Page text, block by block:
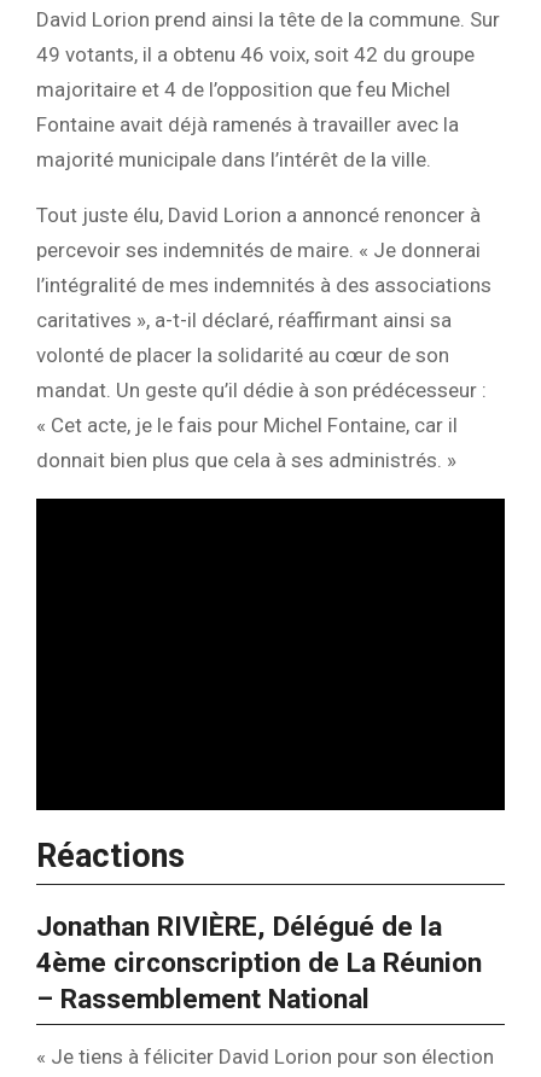
David Lorion prend ainsi la tête de la commune. Sur
49 votants, il a obtenu 46 voix, soit 42 du groupe
majoritaire et 4 de l’opposition que feu Michel
Fontaine avait déjà ramenés à travailler avec la
majorité municipale dans l’intérêt de la ville.
Tout juste élu, David Lorion a annoncé renoncer à
percevoir ses indemnités de maire. « Je donnerai
l’intégralité de mes indemnités à des associations
caritatives », a-t-il déclaré, réaffirmant ainsi sa
volonté de placer la solidarité au cœur de son
mandat. Un geste qu’il dédie à son prédécesseur :
« Cet acte, je le fais pour Michel Fontaine, car il
donnait bien plus que cela à ses administrés. »
Réactions
Jonathan RIVIÈRE, Délégué de la
4ème circonscription de La Réunion
– Rassemblement National
« Je tiens à féliciter David Lorion pour son élection